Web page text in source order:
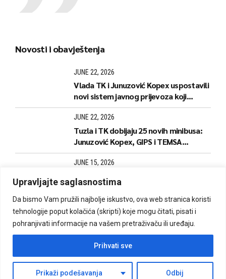
Upravljajte saglasnostima
Da bismo Vam pružili najbolje iskustvo, ova web stranica koristi
tehnologije poput kolačića (skripti) koje mogu čitati, pisati i
pohranjivati informacije na vašem pretraživaču ili uređaju.
Prikaži podešavanja Odbij
Prihvati sve
Novosti i obavještenja
JUNE 22, 2026
Vlada TK i Junuzović Kopex uspostavili
novi sistem javnog prijevoza koji
donosi jeftinije karte i stabilnije linije
JUNE 22, 2026
Tuzla i TK dobijaju 25 novih minibusa:
Junuzović Kopex, GIPS i TEMSA
predstavili naredne korake
JUNE 15, 2026
Počela izrada i dopuna kartica za
kantonalne linije
Izrada i održavanje: Mono Digital d.o.o.
Briga o korisniku
Back to top Novosti